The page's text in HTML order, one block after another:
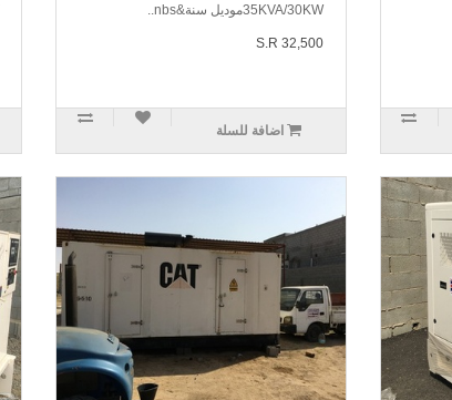
35KVA/30KWموديل سنة&nbs..
S.R 32,500
اضافة للسلة